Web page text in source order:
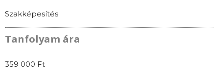
Szakképesítés
Tanfolyam ára
359 000 Ft